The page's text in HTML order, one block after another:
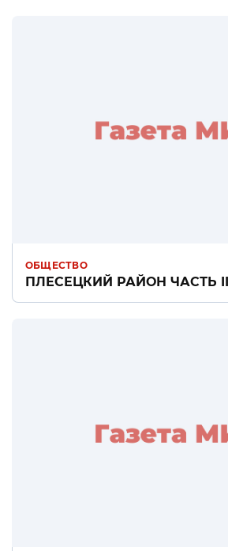
ОБЩЕСТВО
ПЛЕСЕЦКИЙ РАЙОН ЧАСТЬ II